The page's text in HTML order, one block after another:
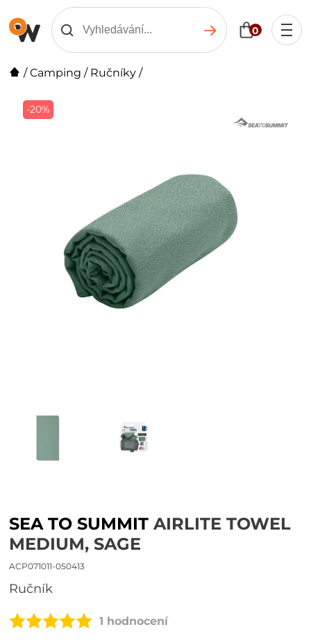
0
/Camping / Ručníky /
-20%
SEA TO SUMMIT AIRLITE TOWEL
MEDIUM, SAGE
ACP071011-050413
ručník
1 hodnocení